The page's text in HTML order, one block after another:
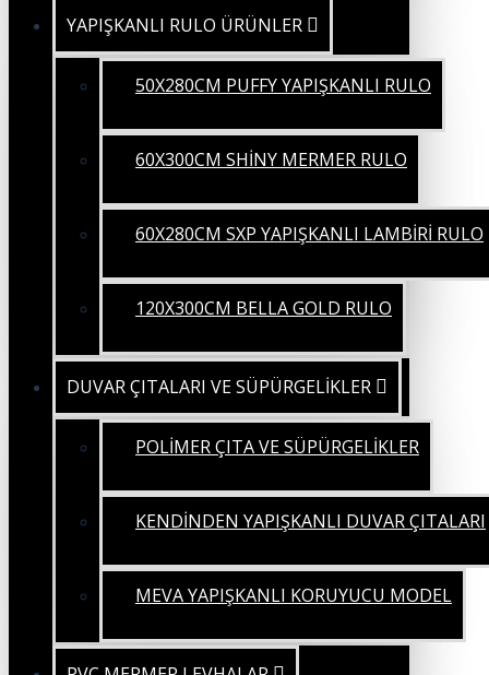
YAPIŞKANLI RULO ÜRÜNLER
50X280CM PUFFY YAPIŞKANLI RULO
60X300CM SHİNY MERMER RULO
60X280CM SXP YAPIŞKANLI LAMBİRİ RULO
120X300CM BELLA GOLD RULO
DUVAR ÇITALARI VE SÜPÜRGELİKLER
POLİMER ÇITA VE SÜPÜRGELİKLER
KENDİNDEN YAPIŞKANLI DUVAR ÇITALARI
MEVA YAPIŞKANLI KORUYUCU MODEL